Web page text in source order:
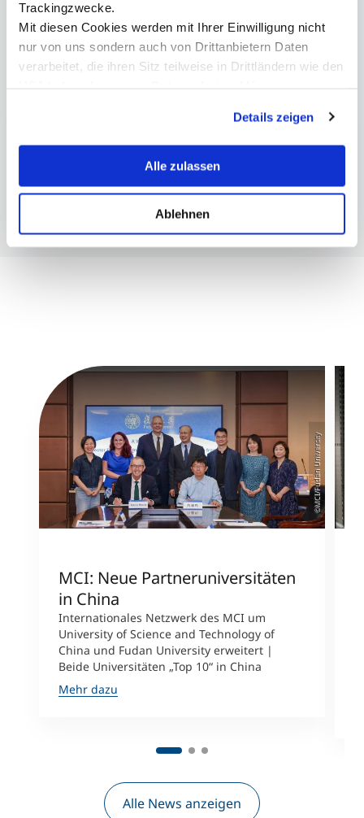
Trackingzwecke.
Mit diesen Cookies werden mit Ihrer Einwilligung nicht
nur von uns sondern auch von Drittanbietern Daten
verarbeitet, die ihren Sitz teilweise in Drittländern wie den
erklären Ihnen genau, was eine Datenübermittlung in die
USA bedeuten kann.
Details zeigen
Alle zulassen
Ablehnen
Mechatronik & Smart Technologies | Master
International studieren
©MCI/Fudan University
MCI: Neue Partneruniversitäten
in China
Internationales Netzwerk des MCI um
University of Science and Technology of
China und Fudan University erweitert |
Beide Universitäten „Top 10“ in China
Mehr dazu
Alle News anzeigen